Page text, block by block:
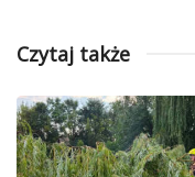
Czytaj także